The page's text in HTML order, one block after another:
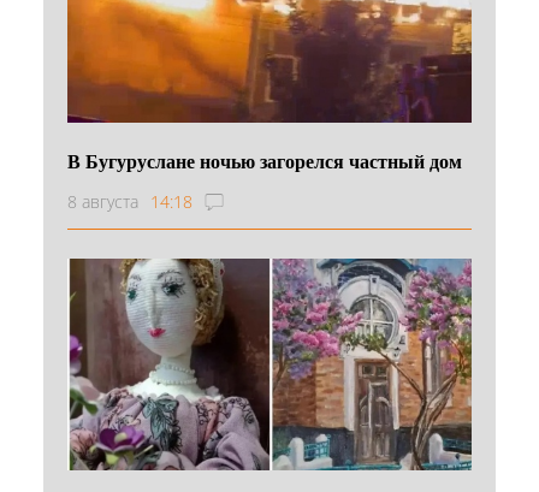
В Бугуруслане ночью загорелся частный дом
8 августа 14:18